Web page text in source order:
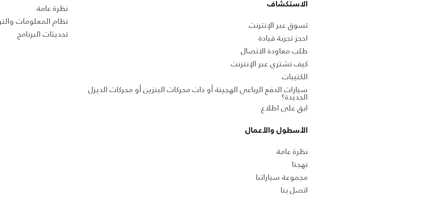
الاستكشاف
تسوق عبر الإنترنت
احجز تجربة قيادة
طلب معاودة الاتصال
كيف تشتري عبر الإنترنت
الكتيبات
سيارات الدفع الرباعي الهجينة أو ذات محركات البنزين أو محركات الديزل
الجديدة؟
ابق على اطلاع
الأسطول والأعمال
نظرة عامة
نهجنا
مجموعة سياراتنا
اتصل بنا
نظرة عامة
نظام المعلومات
تحديثات البرنامج